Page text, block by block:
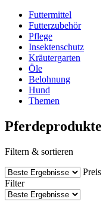
Futtermittel
Futterzubehör
Pflege
Insektenschutz
Kräutergarten
Öle
Belohnung
Hund
Themen
Pferdeprodukte
Filtern & sortieren
Preis
Filter